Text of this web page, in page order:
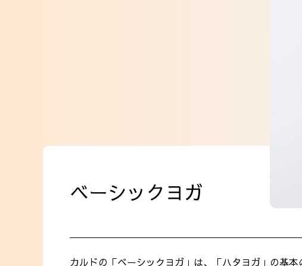
ベーシックヨガ
カルドの「ベーシックヨガ」は、「ハタヨガ」の基